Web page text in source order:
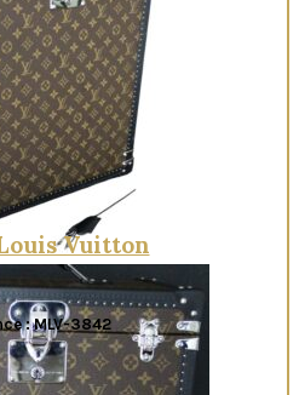
View
Vuitton
: MLV-3842